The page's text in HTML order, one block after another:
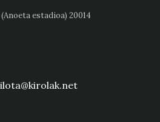
estadioa) 20014